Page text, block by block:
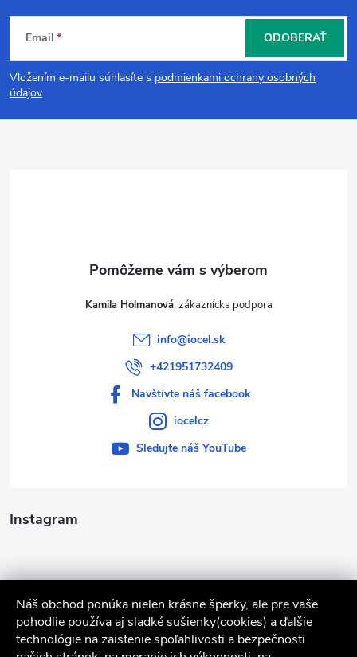
Náš obchod ponúka nielen krásne šperky, ale pre vaše
pohodlie používa aj sladké sušienky(cookies) a ďalšie
technológie na zaistenie spoľahlivosti a bezpečnosti
Z
á
p
Email
Vložením e-mailu súhlasíte s podmienkami ochrany osobných
údajov
ODOBERAŤ
Instagram
Kamila Holmanová
info@iocel.sk
+421951732409
Navštívte náš facebook
iocelcz
Sledujte náš YouTube